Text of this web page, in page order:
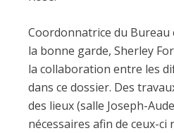
Coordonnatrice du Bureau
la bonne garde, Sherley
la collaboration entre les
dans ce dossier. Des
des lieux (salle Joseph-
nécessaires afin de ceux-ci